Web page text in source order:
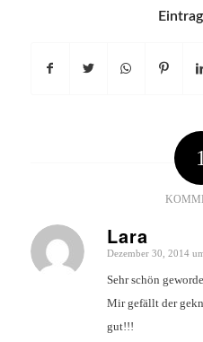
1
Lara
sagte:
Dezember 30, 2014
Sehr schön
Mir gefällt der
gut!!!